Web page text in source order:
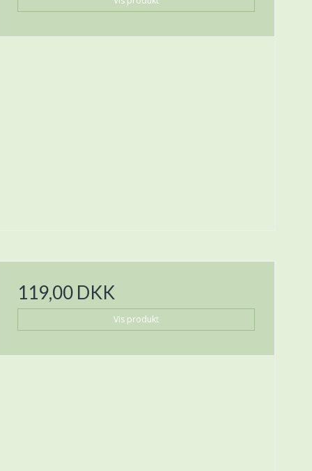
119,00 DKK
Vis produkt